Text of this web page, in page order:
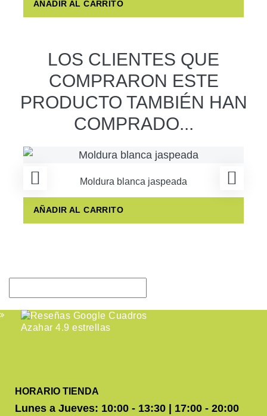
AÑADIR AL CARRITO
LOS CLIENTES QUE
COMPRARON ESTE
PRODUCTO TAMBIÉN HAN
COMPRADO...
Moldura blanca jaspeada
AÑADIR AL CARRITO
HORARIO TIENDA
Lunes a Jueves: 10:00 - 13:30 | 17:00 - 20:00